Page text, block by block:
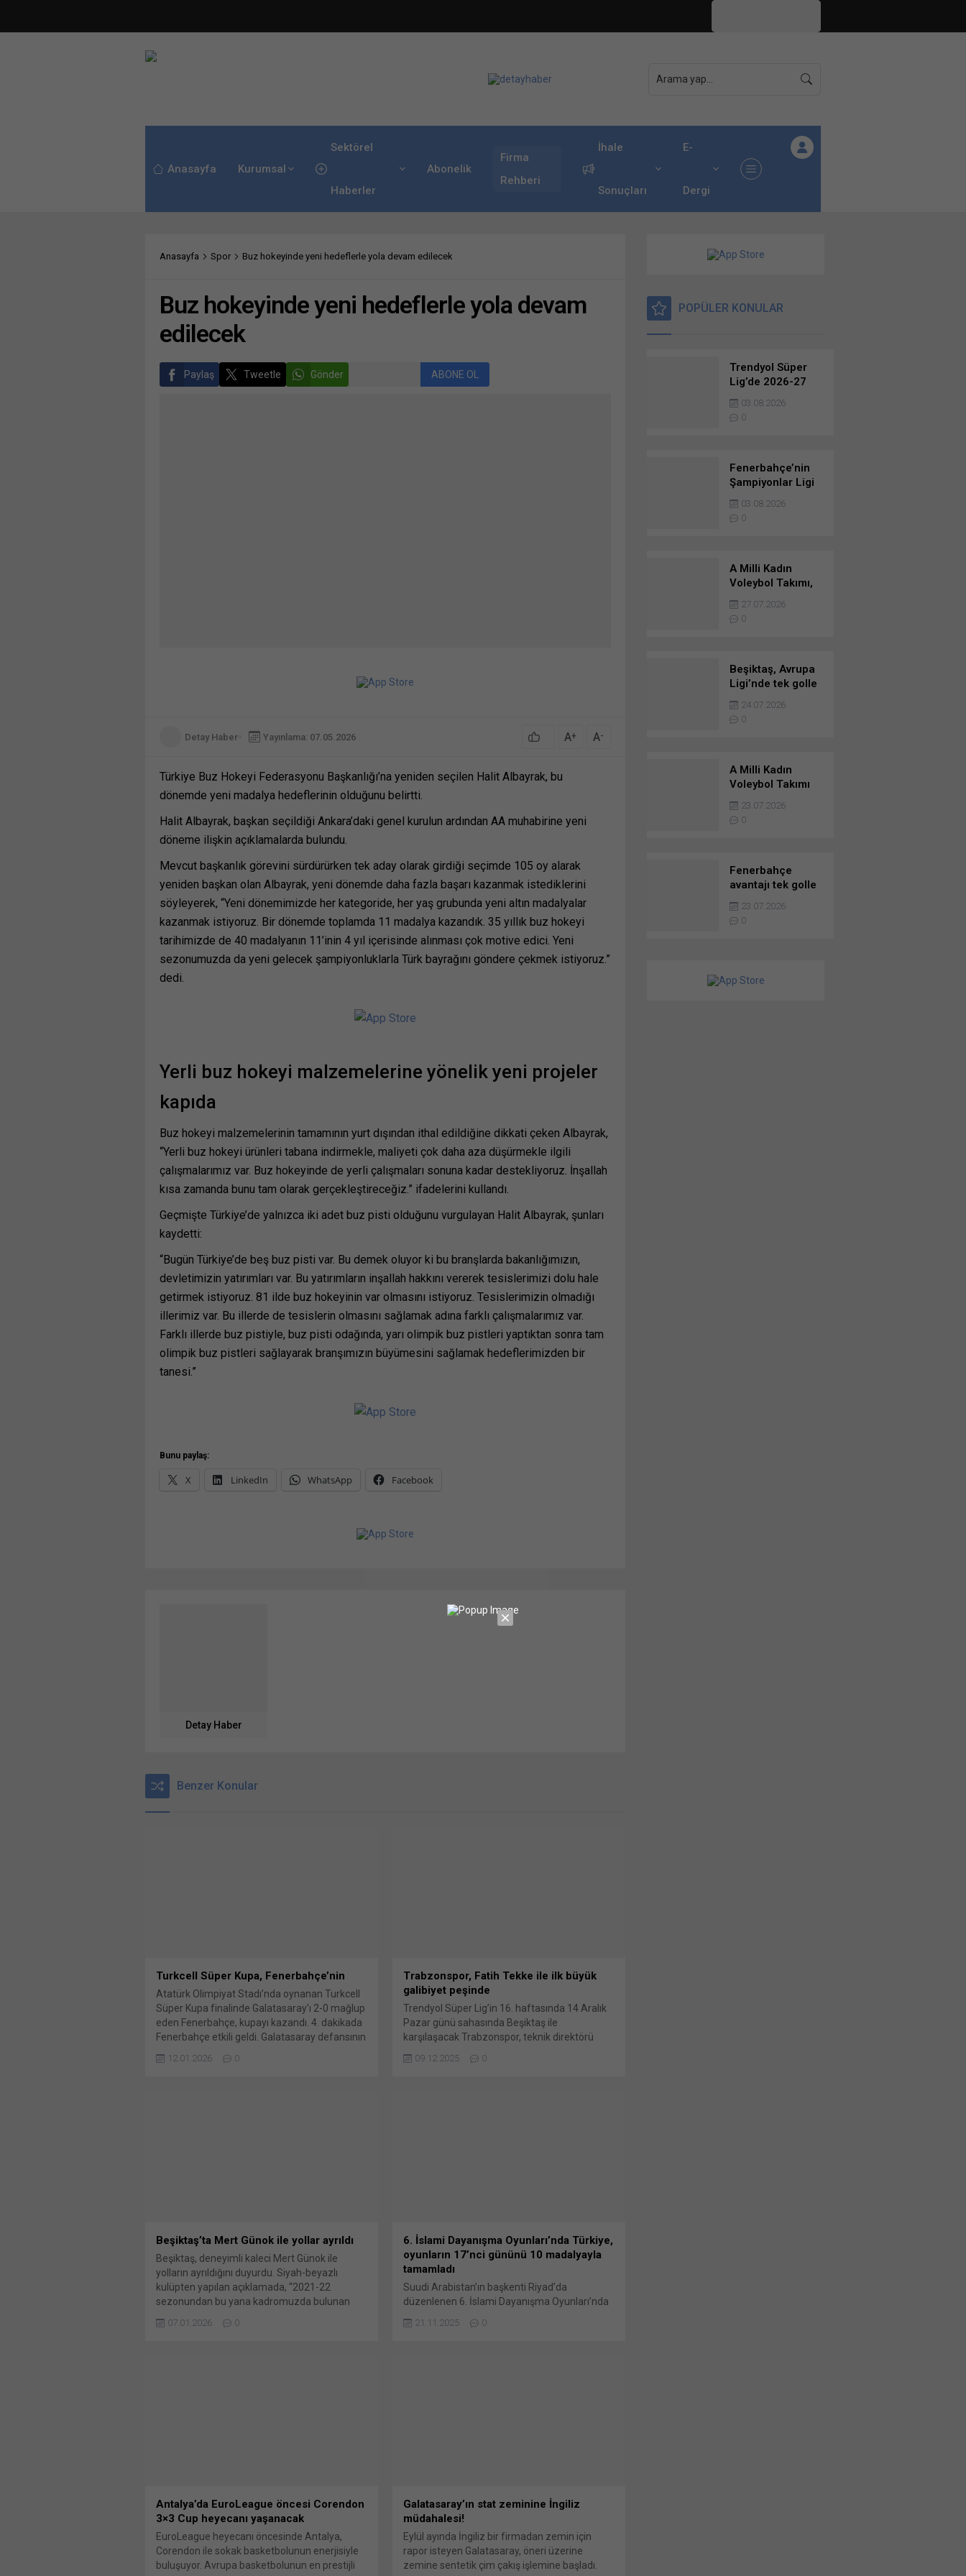
Anasayfa Kurumsal
Sektörel
Haberler
Abonelik
Firma
Rehberi
İhale
Sonuçları
E-
Dergi
Anasayfa Spor Buz hokeyinde yeni hedeflerle yola devam edilecek
Buz hokeyinde yeni hedeflerle yola devam
edilecek
Paylaş Tweetle Gönder ABONE OL
Detay Haber Yayınlama: 07.05.2026 A+ A-
Türkiye Buz Hokeyi Federasyonu Başkanlığı’na yeniden seçilen Halit Albayrak, bu
dönemde yeni madalya hedeflerinin olduğunu belirtti.
Halit Albayrak, başkan seçildiği Ankara’daki genel kurulun ardından AA muhabirine yeni
döneme ilişkin açıklamalarda bulundu.
Mevcut başkanlık görevini sürdürürken tek aday olarak girdiği seçimde 105 oy alarak
yeniden başkan olan Albayrak, yeni dönemde daha fazla başarı kazanmak istediklerini
söyleyerek, “Yeni dönemimizde her kategoride, her yaş grubunda yeni altın madalyalar
kazanmak istiyoruz. Bir dönemde toplamda 11 madalya kazandık. 35 yıllık buz hokeyi
tarihimizde de 40 madalyanın 11’inin 4 yıl içerisinde alınması çok motive edici. Yeni
sezonumuzda da yeni gelecek şampiyonluklarla Türk bayrağını göndere çekmek istiyoruz.”
dedi.
Yerli buz hokeyi malzemelerine yönelik yeni projeler
kapıda
Buz hokeyi malzemelerinin tamamının yurt dışından ithal edildiğine dikkati çeken Albayrak,
“Yerli buz hokeyi ürünleri tabana indirmekle, maliyeti çok daha aza düşürmekle ilgili
çalışmalarımız var. Buz hokeyinde de yerli çalışmaları sonuna kadar destekliyoruz. İnşallah
kısa zamanda bunu tam olarak gerçekleştireceğiz.” ifadelerini kullandı.
Geçmişte Türkiye’de yalnızca iki adet buz pisti olduğunu vurgulayan Halit Albayrak, şunları
kaydetti:
“Bugün Türkiye’de beş buz pisti var. Bu demek oluyor ki bu branşlarda bakanlığımızın,
devletimizin yatırımları var. Bu yatırımların inşallah hakkını vererek tesislerimizi dolu hale
getirmek istiyoruz. 81 ilde buz hokeyinin var olmasını istiyoruz. Tesislerimizin olmadığı
illerimiz var. Bu illerde de tesislerin olmasını sağlamak adına farklı çalışmalarımız var.
Farklı illerde buz pistiyle, buz pisti odağında, yarı olimpik buz pistleri yaptıktan sonra tam
olimpik buz pistleri sağlayarak branşımızın büyümesini sağlamak hedeflerimizden bir
tanesi.”
Bunu paylaş:
X LinkedIn WhatsApp Facebook
Detay Haber
Benzer Konular
Turkcell Süper Kupa, Fenerbahçe’nin
Atatürk Olimpiyat Stadı’nda oynanan Turkcell
Süper Kupa finalinde Galatasaray’ı 2-0 mağlup
eden Fenerbahçe, kupayı kazandı. 4. dakikada
Fenerbahçe etkili geldi. Galatasaray defansının
uzaklaştırmak istediği meşin yuvarlak
Duran’da kaldı. Bu futbolcunun ceza sahası sol
12.01.2026 0
Trabzonspor, Fatih Tekke ile ilk büyük
galibiyet peşinde
Trendyol Süper Lig’in 16. haftasında 14 Aralık
Pazar günü sahasında Beşiktaş ile
karşılaşacak Trabzonspor, teknik direktörü
Fatih Tekke yönetiminde ilk büyük galibiyetini
almanın mücadelesini verecek. Ligde geride
09.12.2025 0
Beşiktaş’ta Mert Günok ile yollar ayrıldı
Beşiktaş, deneyimli kaleci Mert Günok ile
yolların ayrıldığını duyurdu. Siyah-beyazlı
kulüpten yapılan açıklamada, “2021-22
sezonundan bu yana kadromuzda bulunan
ayırmış bulunmaktayız. Formamızı giydiği
07.01.2026 0
6. İslami Dayanışma Oyunları’nda Türkiye,
oyunların 17’nci gününü 10 madalyayla
tamamladı
Suudi Arabistan’ın başkenti Riyad’da
düzenlenen 6. İslami Dayanışma Oyunları’nda
madalyayla bitirdi. Oyunların 17’nci gününde
21.11.2025 0
Antalya’da EuroLeague öncesi Corendon
3×3 Cup heyecanı yaşanacak
EuroLeague heyecanı öncesinde Antalya,
Corendon ile sokak basketbolunun enerjisiyle
buluşuyor. Avrupa basketbolunun en prestijli
Galatasaray’ın stat zeminine İngiliz
müdahalesi!
Eylül ayında İngiliz bir firmadan zemin için
rapor isteyen Galatasaray, öneri üzerine
zemine sentetik çim çakış işlemine başladı.
POPÜLER KONULAR
Trendyol Süper
Lig’de 2026-27
sezonuna Adnan
Süvari ismi verildi
03.08.2026
0
Fenerbahçe’nin
Şampiyonlar Ligi
Play-Off turunda
rakibi belli oldu
03.08.2026
0
A Milli Kadın
Voleybol Takımı,
Milletler Ligi’nde
şampiyon oldu
27.07.2026
0
Beşiktaş, Avrupa
Ligi’nde tek golle
tur avantajını
kaptı
24.07.2026
0
A Milli Kadın
Voleybol Takımı
VNL yarı finalinde
23.07.2026
0
Fenerbahçe
avantajı tek golle
elde etti
23.07.2026
0